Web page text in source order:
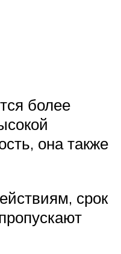
более
она также
срок